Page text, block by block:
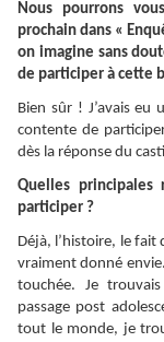
Nous pourrons
prochain dans «
on imagine sans
de participer à cette
Bien sûr ! J’avais eu
contente de
dès la réponse du
Quelles
participer ?
Déjà, l’histoire, le fait
vraiment donné
touchée. Je
passage post
tout le monde, je